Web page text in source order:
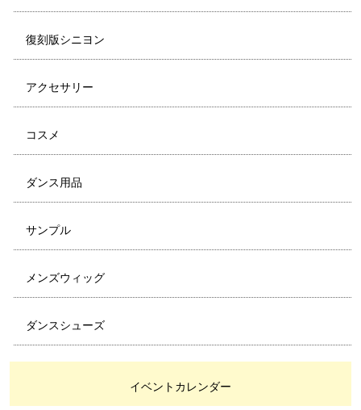
復刻版シニヨン
アクセサリー
コスメ
ダンス用品
サンプル
メンズウィッグ
ダンスシューズ
イベントカレンダー